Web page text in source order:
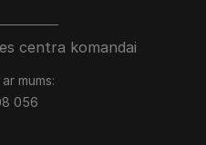
centra komandai
mums:
056